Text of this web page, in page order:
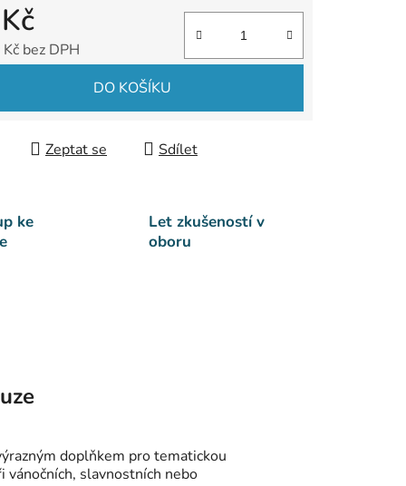
bez DPH
DO KOŠÍKU
Zeptat se Sdílet
ke
Let zkušeností v
oboru
doplňkem pro tematickou
vánočních, slavnostních nebo